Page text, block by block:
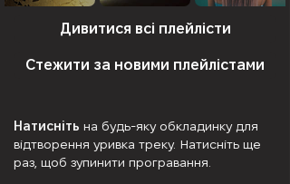
Дивитися всі плейлісти
Стежити за новими плейлістами
Натисніть на будь-яку обкладинку для
відтворення уривка треку. Натисніть ще
раз, щоб зупинити програвання.